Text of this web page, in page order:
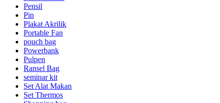
Pensil
Pin
Plakat Akrilik
Portable Fan
pouch bag
Powerbank
Pulpen
Ransel Bag
seminar kit
Set Alat Makan
Set Thermos